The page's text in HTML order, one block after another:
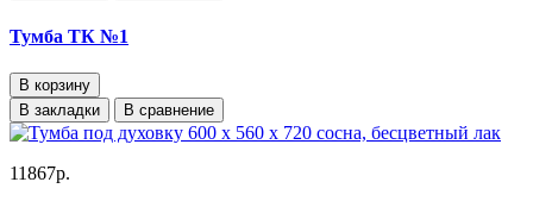
Тумба ТК №1
В корзину
В закладки
В сравнение
11867р.